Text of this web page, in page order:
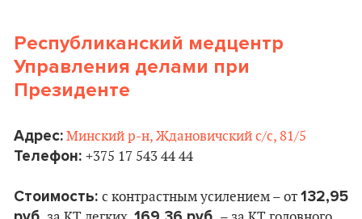
Республиканский медцентр
Управления делами при
Президенте
Адрес: Минский р-н, Ждановичский с/с, 81/5
Телефон: +375 17 543 44 44
Стоимость: с контрастным усилением – от 132,95